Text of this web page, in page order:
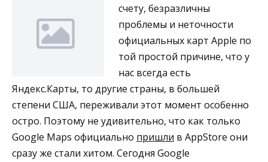
счету, безразличны
проблемы и неточности
официальных карт Apple по
той простой причине, что у
нас всегда есть
Яндекс.Карты, то другие страны, в большей
степени США, переживали этот момент особенно
остро. Поэтому не удивительно, что как только
Google Maps официально пришли в AppStore они
сразу же стали хитом. Сегодня Google